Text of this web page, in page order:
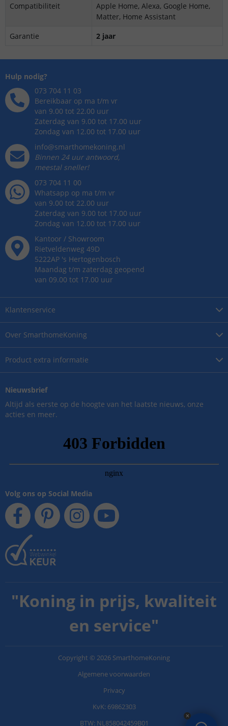
Compatibiliteit
Apple Home, Alexa, Google Home,
Matter, Home Assistant
Garantie
2 jaar
Over SmarthomeKoning
Product extra informatie
Klantenservice
Hulp nodig?
073 704 11 03
Bereikbaar op ma t/m vr
van 9.00 tot 22.00 uur
Zaterdag van 9.00 tot 17.00 uur
Zondag van 12.00 tot 17.00 uur
info@smarthomekoning.nl
Binnen 24 uur antwoord,
meestal sneller!
073 704 11 00
Whatsapp op ma t/m vr
van 9.00 tot 22.00 uur
Zaterdag van 9.00 tot 17.00 uur
Zondag van 12.00 tot 17.00 uur
Kantoor / Showroom
Rietveldenweg 49D
5222AP 's Hertogenbosch
Maandag t/m zaterdag geopend
van 09.00 tot 17.00 uur
Nieuwsbrief
Altijd als eerste op de hoogte van het laatste nieuws, onze
acties en meer.
Volg ons op Social Media
"Koning in prijs, kwaliteit
en service"
Copyright © 2026 SmarthomeKoning
Algemene voorwaarden
Privacy
KvK: 69862303
BTW: NL858042459B01